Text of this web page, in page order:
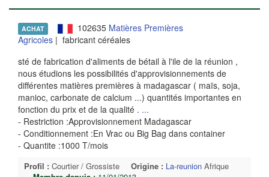
ACHAT 102635 Matières Premières
Agricoles | fabricant céréales
sté de fabrication d'aliments de bétail à l'ile de la réunion ,
nous étudions les possibilités d'approvisionnements de
différentes matières premières à madagascar ( maïs, soja,
manioc, carbonate de calcium ...) quantités importantes en
fonction du prix et de la qualité . ...
- Restriction :Approvisionnement Madagascar
- Conditionnement :En Vrac ou Big Bag dans container
- Quantite :1000 T/mois
Profil : Courtier / Grossiste Origine : La-reunion Afrique